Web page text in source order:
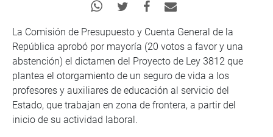
La Comisión de Presupuesto y Cuenta General de la
República aprobó por mayoría (20 votos a favor y una
abstención) el dictamen del Proyecto de Ley 3812 que
plantea el otorgamiento de un seguro de vida a los
profesores y auxiliares de educación al servicio del
Estado, que trabajan en zona de frontera, a partir del
inicio de su actividad laboral.